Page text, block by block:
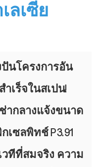
ลเซีย
นโครงการอัน
เร็จในสเปน!
ช่ากลางแจ้งขนาด
เซลพิทช์ P3.91
วทีที่สมจริง ความ